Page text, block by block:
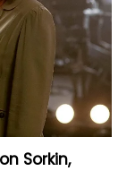
Sorkin,